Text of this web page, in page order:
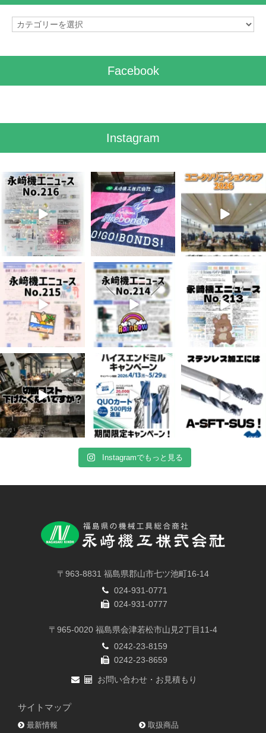
カ
Facebook
Instagram
8月 7
0 0
7月 28
7 0
7月 27
6
7月 3
5 0
6月 3
8 0
5月 13
5 0
4月 20
10 0
4月 16
10 0
4月 13
Instagramでもっと見る
〒963-8831 福島県郡山市七ツ池町16-14
024-931-0771
024-931-0777
〒965-0020 福島県会津若松市山見2丁目11-4
0242-23-8159
0242-23-8659
お問い合わせ・お見積もり
サイトマップ
最新情報 取扱商品